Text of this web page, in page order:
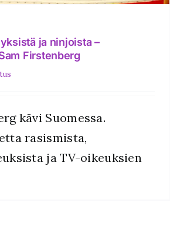
ja ninjoista –
Firstenberg
kävi Suomessa.
rasismista,
ja TV-oikeuksien